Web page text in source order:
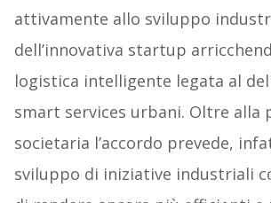
attivamente allo sviluppo
dell’innovativa startup
logistica intelligente legata al
smart services urbani. Oltre alla
societaria l’accordo prevede,
sviluppo di iniziative industriali